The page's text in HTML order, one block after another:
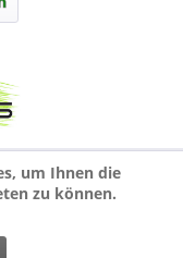
um Ihnen die
zu können.